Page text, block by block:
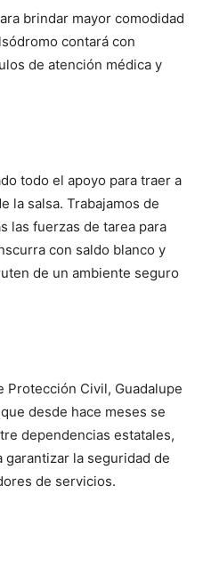
brindar mayor comodidad
contará con
de atención médica y
todo el apoyo para traer a
la salsa. Trabajamos de
las fuerzas de tarea para
con saldo blanco y
de un ambiente seguro
Protección Civil, Guadalupe
desde hace meses se
dependencias estatales,
la seguridad de
de servicios.